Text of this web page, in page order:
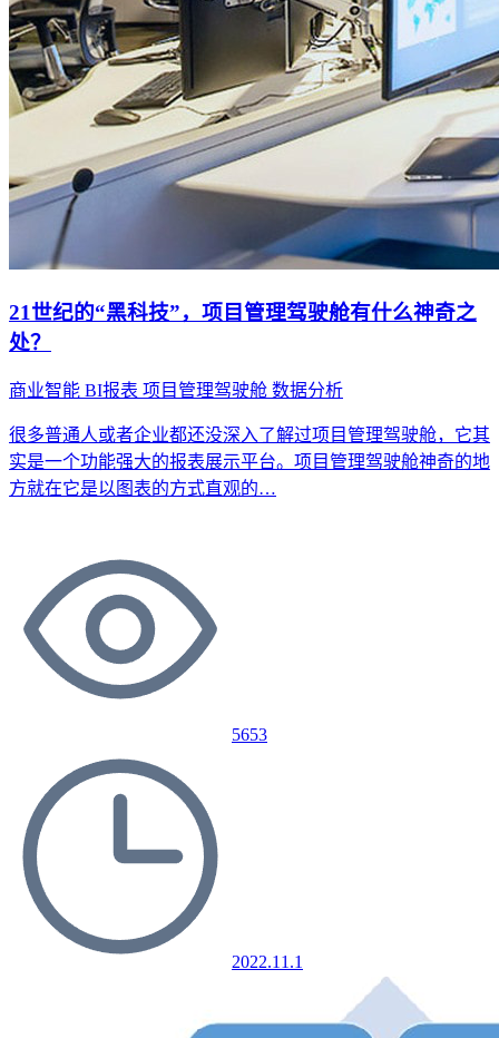
21世纪的“黑科技”，项目管理驾驶舱有什么神奇之
处？
商业智能 BI报表 项目管理驾驶舱 数据分析
很多普通人或者企业都还没深入了解过项目管理驾驶舱，它其
实是一个功能强大的报表展示平台。项目管理驾驶舱神奇的地
方就在它是以图表的方式直观的…
5653
2022.11.1